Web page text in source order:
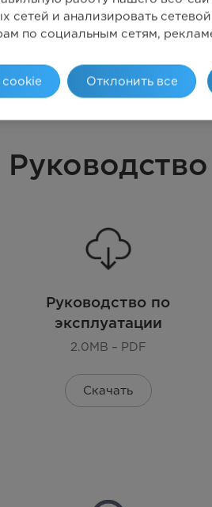
Руководство
Руководство по
эксплуатации
2.0MB – PDF
Скачать
сетей и анализировать
по социальным сетям,
Отклонить все